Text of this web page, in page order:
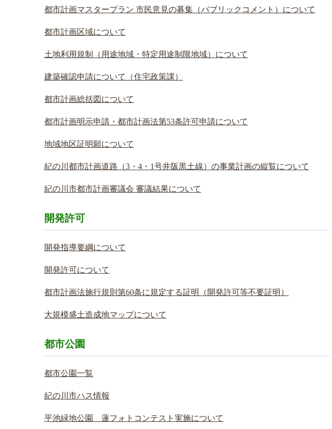
都市計画マスタープラン 市民意見の募集（パブリックコメント）について
都市計画区域について
土地利用規制（用途地域・特定用途制限地域）について
建築確認申請について（住宅政策課）
都市計画総括図について
都市計画明示申請・都市計画法第53条許可申請について
地域地区証明願について
紀の川都市計画道路（3・4・1号井阪黒土線）の事業計画の縦覧について
紀の川市都市計画審議会 審議結果について
開発許可
開発指導要綱について
開発許可について
都市計画法施行規則第60条に規定する証明（開発許可等不要証明）
大規模盛土造成地マップについて
都市公園
都市公園一覧
紀の川市ハス情報
平池緑地公園 蓮フォトコンテスト実施について